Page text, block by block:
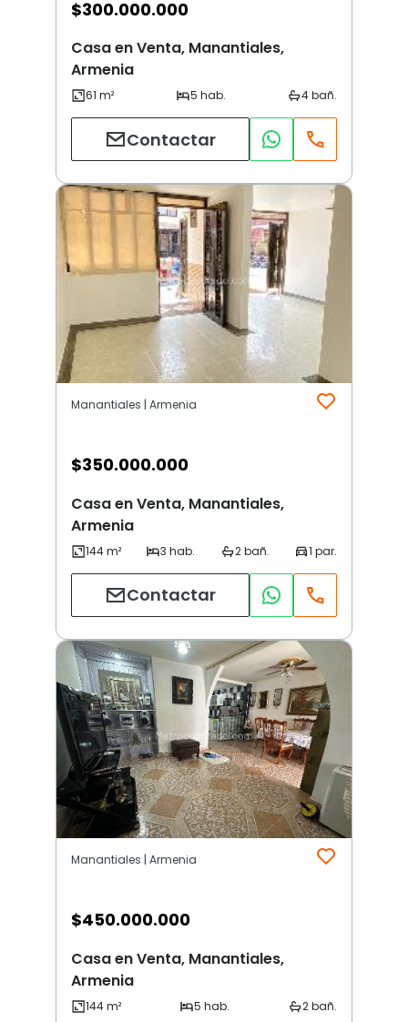
$300.000.000
Casa en Venta, Manantiales,
Armenia
Contactar
Manantiales | Armenia
$350.000.000
Casa en Venta, Manantiales,
Armenia
Contactar
Manantiales | Armenia
$450.000.000
Casa en Venta, Manantiales,
Armenia